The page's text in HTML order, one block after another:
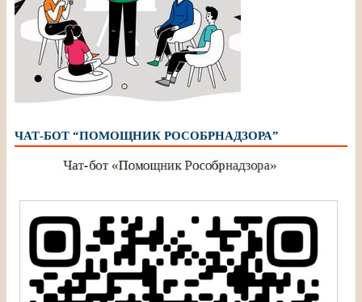
ЧАТ-БОТ “ПОМОЩНИК РОСОБРНАДЗОРА”